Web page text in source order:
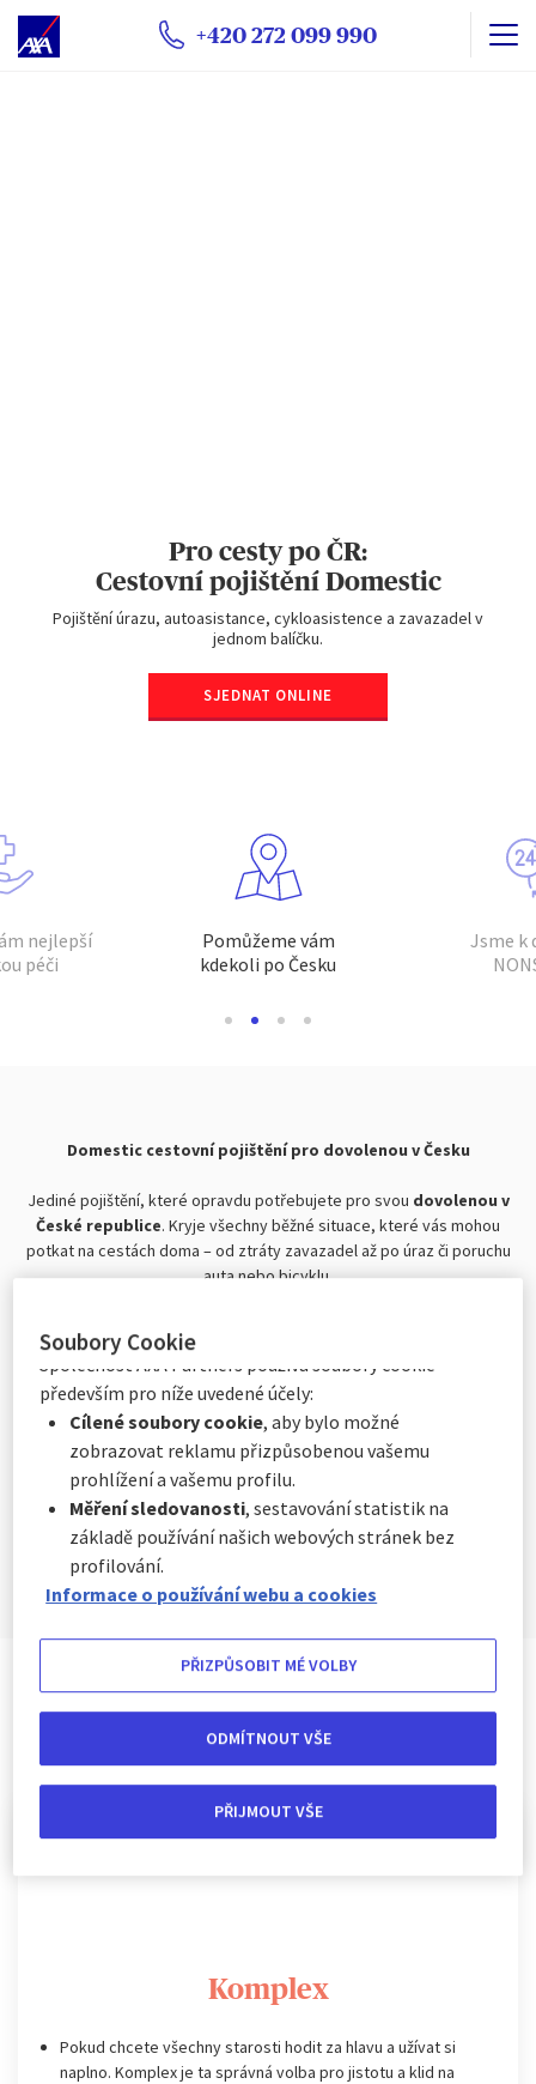
+420 272 099 990
Pro cesty po ČR:
Cestovní pojištění Domestic
Pojištění úrazu, autoasistance, cykloasistence a zavazadel v
jednom balíčku.
SJEDNAT ONLINE
nejlepší
péči
Pomůžeme vám
kdekoli po Česku
Jsme k
Domestic cestovní pojištění pro dovolenou v Česku
Jediné pojištění, které opravdu potřebujete pro svou dovolenou v
České republice. Kryje všechny běžné situace, které vás mohou
potkat na cestách doma – od ztráty zavazadel až po úraz či poruchu
auta nebo bicyklu.
vysoké pojistné plnění a rozsah krytí potřebujete.
Asistenční služba nonstop
Naše asistenční služba je vám k dispozici24 hodin denně
týdnu online, na telefonu v běžné pracovní době.
Rozšiřte si ochranu se správným připojištěním
Podívejte se i na naši nabídku připojištění , které najdete níže, a
které nejsou součástí varinat Domestic cestovního pojištění. Stačí si
vybrat situace, kdy oceníte vyšší klid a jistotu.
Nabízené varianty
NÁŠ TIP
Komplex
Pokud chcete všechny starosti hodit za hlavu a užívat si
naplno. Komplex je ta správná volba pro jistotu a klid na
Soubory Cookie
Tyto webové stránky shromažďují soubory cookie.
Při prohlížení webových stránek se používají
funkční a
technické soubory cookie(nezbytně nutné). Volitelné
Partners nebo externími poskytovateli pro níže vedené
s některými volitelnými soubory cookie v závislosti na
jejich kategorii, a to:
Okamžitě kliknutím na tlačítko „Přizpůsobit mé
volby“ níže, nebo
Kdykoli kliknutím na „Centrum předvoleb souborů
stránek.
Společnost AXA Partners používá soubory cookie
především pro níže uvedené účely:
Cílené soubory cookie, aby bylo možné
zobrazovat reklamu přizpůsobenou vašemu
prohlížení a vašemu profilu.
Měření sledovanosti, sestavování statistik na
základě používání našich webových stránek bez
profilování.
Informace o používání webu a cookies
PŘIZPŮSOBIT MÉ VOLBY
ODMÍTNOUT VŠE
PŘIJMOUT VŠE